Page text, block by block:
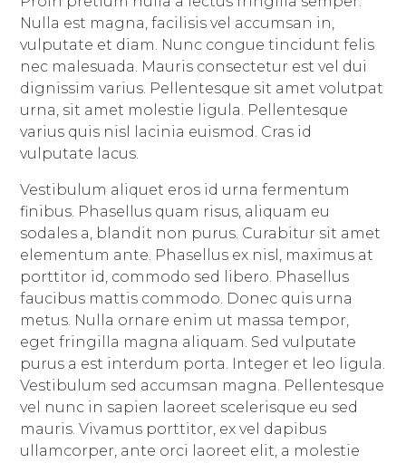
Nulla est magna, facilisis vel accumsan in,
vulputate et diam. Nunc congue tincidunt felis
nec malesuada. Mauris consectetur est vel dui
dignissim varius. Pellentesque sit amet volutpat
urna, sit amet molestie ligula. Pellentesque
varius quis nisl lacinia euismod. Cras id
vulputate lacus.
Vestibulum aliquet eros id urna fermentum
finibus. Phasellus quam risus, aliquam eu
sodales a, blandit non purus. Curabitur sit amet
elementum ante. Phasellus ex nisl, maximus at
porttitor id, commodo sed libero. Phasellus
faucibus mattis commodo. Donec quis urna
metus. Nulla ornare enim ut massa tempor,
eget fringilla magna aliquam. Sed vulputate
purus a est interdum porta. Integer et leo ligula.
Vestibulum sed accumsan magna. Pellentesque
vel nunc in sapien laoreet scelerisque eu sed
mauris. Vivamus porttitor, ex vel dapibus
ullamcorper, ante orci laoreet elit, a molestie